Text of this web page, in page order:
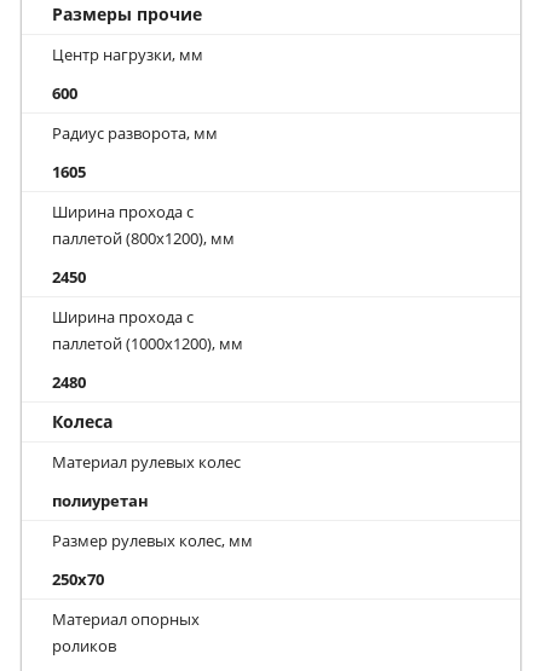
Размеры прочие
Центр нагрузки, мм
600
Радиус разворота, мм
1605
Ширина прохода с
паллетой (800х1200), мм
2450
Ширина прохода с
паллетой (1000х1200), мм
2480
Колеса
Материал рулевых колес
полиуретан
Размер рулевых колес, мм
250x70
Материал опорных
роликов